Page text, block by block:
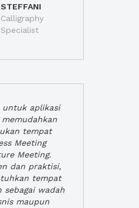
STEFFANI
Calligraphy
Specialist
untuk aplikasi
memudahkan
tempat
Meeting
Meeting.
dan praktisi,
tempat
sebagai wadah
maupun